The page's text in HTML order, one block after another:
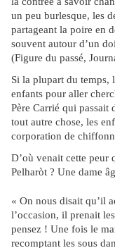
un peu burlesque, les
partageant la poire en
souvent autour d’un
(Figure du passé,
Si la plupart du temps,
enfants pour aller
Père Carrié qui passait
tout autre chose, les
corporation de
D’où venait cette peur
Pelharòt ? Une dame
« On nous disait qu’il
l’occasion, il prenait
pensez ! Une fois le
recomptant les sous